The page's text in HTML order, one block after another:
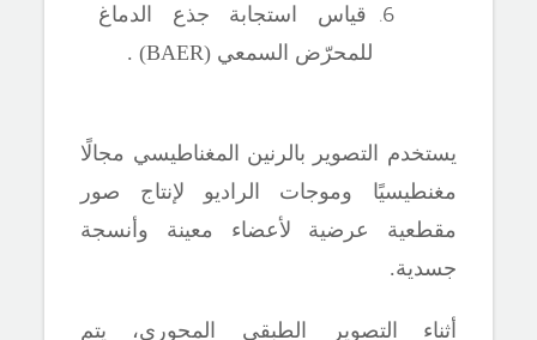
قياس استجابة جذع الدماغ
للمحرّض السمعي (BAER) .
يستخدم التصوير بالرنين المغناطيسي مجالًا
مغنطيسيًا وموجات الراديو لإنتاج صور
مقطعية عرضية لأعضاء معينة وأنسجة
جسدية.
أثناء التصوير الطبقي المحوري، يتم